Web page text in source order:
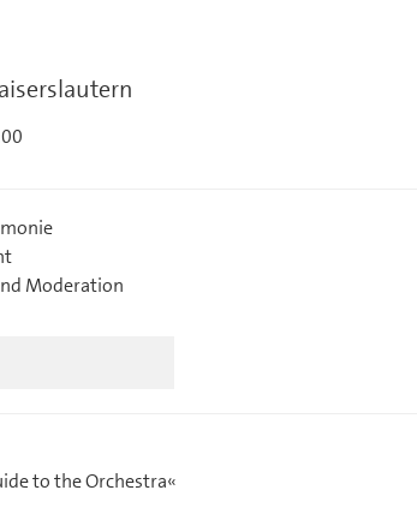
Moderation
to the Orchestra«